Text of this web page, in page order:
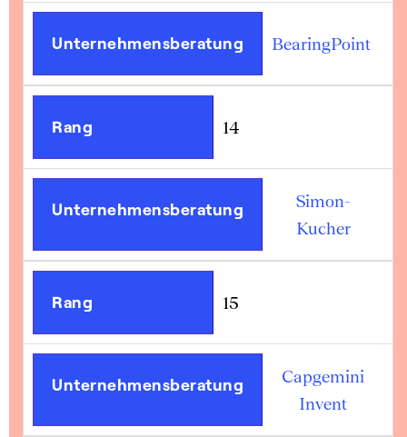
Unternehmensberatung BearingPoint
Rang 14
Unternehmensberatung
Simon-
Kucher
Rang 15
Unternehmensberatung
Capgemini
Invent